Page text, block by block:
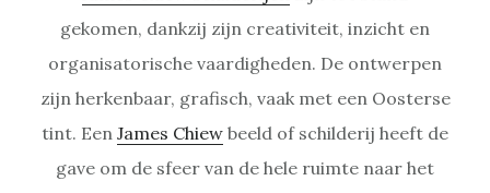
gekomen, dankzij zijn creativiteit, inzicht en
organisatorische vaardigheden. De ontwerpen
zijn herkenbaar, grafisch, vaak met een Oosterse
tint. Een James Chiew beeld of schilderij heeft de
gave om de sfeer van de hele ruimte naar het